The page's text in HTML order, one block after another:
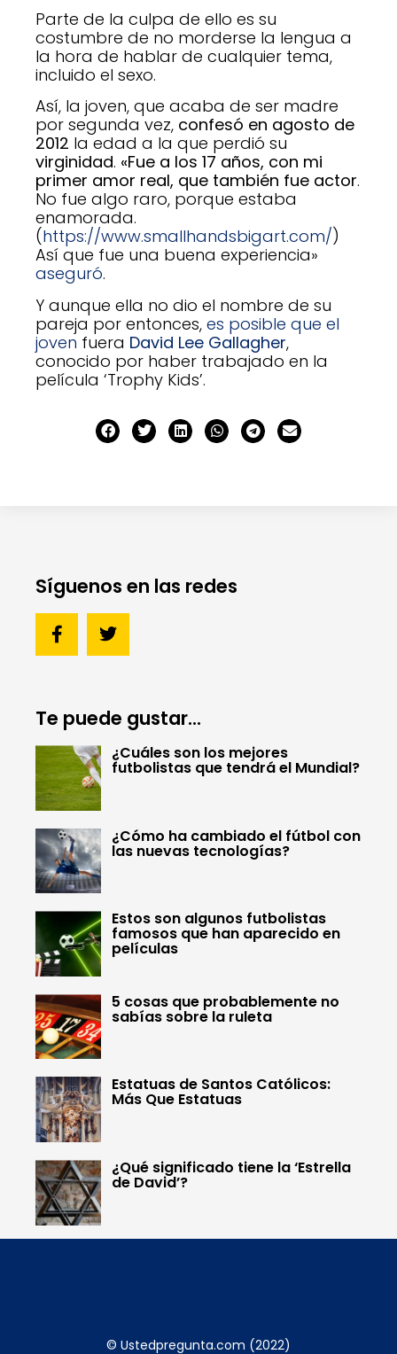
Parte de la culpa de ello es su
costumbre de no morderse la lengua a
la hora de hablar de cualquier tema,
incluido el sexo.
Así, la joven, que acaba de ser madre
por segunda vez, confesó en agosto de
2012 la edad a la que perdió su
virginidad. «Fue a los 17 años, con mi
primer amor real, que también fue actor.
No fue algo raro, porque estaba
enamorada.
(https://www.smallhandsbigart.com/)
Así que fue una buena experiencia»
aseguró.
Y aunque ella no dio el nombre de su
pareja por entonces, es posible que el
joven fuera David Lee Gallagher,
conocido por haber trabajado en la
película ‘Trophy Kids’.
Síguenos en las redes
Te puede gustar...
¿Cuáles son los mejores
futbolistas que tendrá el Mundial?
¿Cómo ha cambiado el fútbol con
las nuevas tecnologías?
Estos son algunos futbolistas
famosos que han aparecido en
películas
5 cosas que probablemente no
sabías sobre la ruleta
Estatuas de Santos Católicos:
Más Que Estatuas
¿Qué significado tiene la ‘Estrella
de David’?
© Ustedpregunta.com (2022)